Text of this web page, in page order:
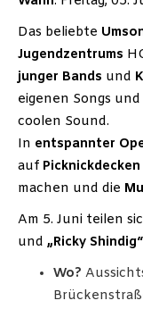
Das beliebte
Jugendzentrums
junger Bands und
eigenen Songs
coolen Sound.
In entspannter
auf Picknickdecken
machen und die
Am 5. Juni teilen
und „Ricky Shindig“
Wo?